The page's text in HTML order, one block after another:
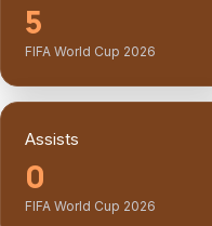
5
FIFA World Cup 2026
Assists
0
FIFA World Cup 2026